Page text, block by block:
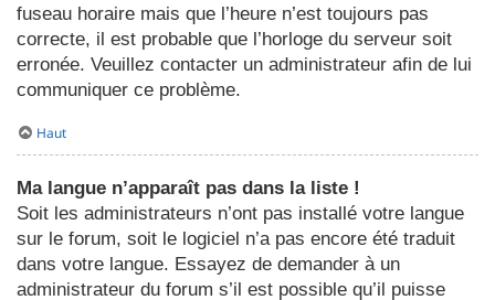
fuseau horaire mais que l’heure n’est toujours pas
correcte, il est probable que l’horloge du serveur soit
erronée. Veuillez contacter un administrateur afin de lui
communiquer ce problème.
Haut
Ma langue n’apparaît pas dans la liste !
Soit les administrateurs n’ont pas installé votre langue
sur le forum, soit le logiciel n’a pas encore été traduit
dans votre langue. Essayez de demander à un
administrateur du forum s’il est possible qu’il puisse